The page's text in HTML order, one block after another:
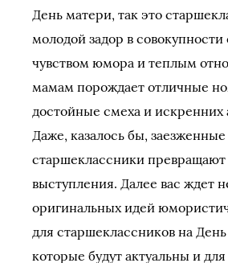
День матери, так это
молодой задор в
чувством юмора и теплым
мамам порождает отличные
достойные смеха и искренних
Даже, казалось бы,
старшеклассники
выступления. Далее вас ждет
оригинальных идей
для старшеклассников на
которые будут актуальны и